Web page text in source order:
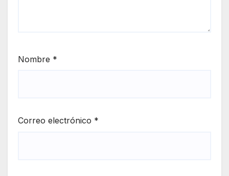
Nombre *
Correo electrónico *